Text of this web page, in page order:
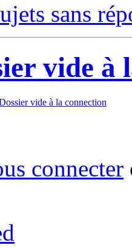
sans
vide à
vide à la connection
connecter